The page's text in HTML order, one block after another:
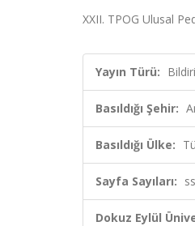
XXII. TPOG Ulusal
Yayın Türü:
Basıldığı Şehir:
Basıldığı Ülke:
Sayfa Sayıları:
Dokuz Eylül